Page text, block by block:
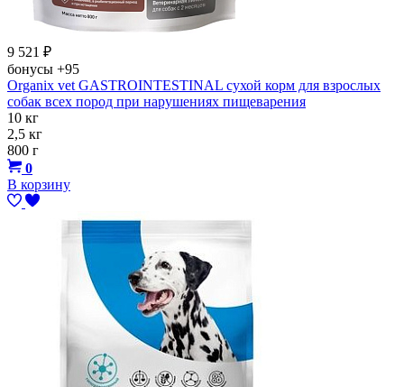
9 521 ₽
бонусы +95
Organix vet GASTROINTESTINAL сухой корм для взрослых
собак всех пород при нарушениях пищеварения
10 кг
2,5 кг
800 г
0
В корзину